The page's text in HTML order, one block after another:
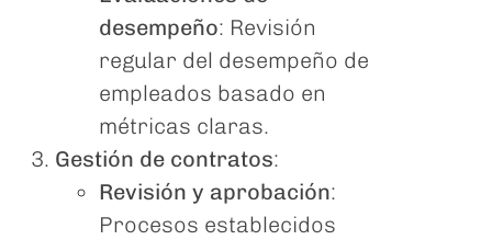
desempeño: Revisión
regular del desempeño de
empleados basado en
métricas claras.
Gestión de contratos:
Revisión y aprobación:
Procesos establecidos